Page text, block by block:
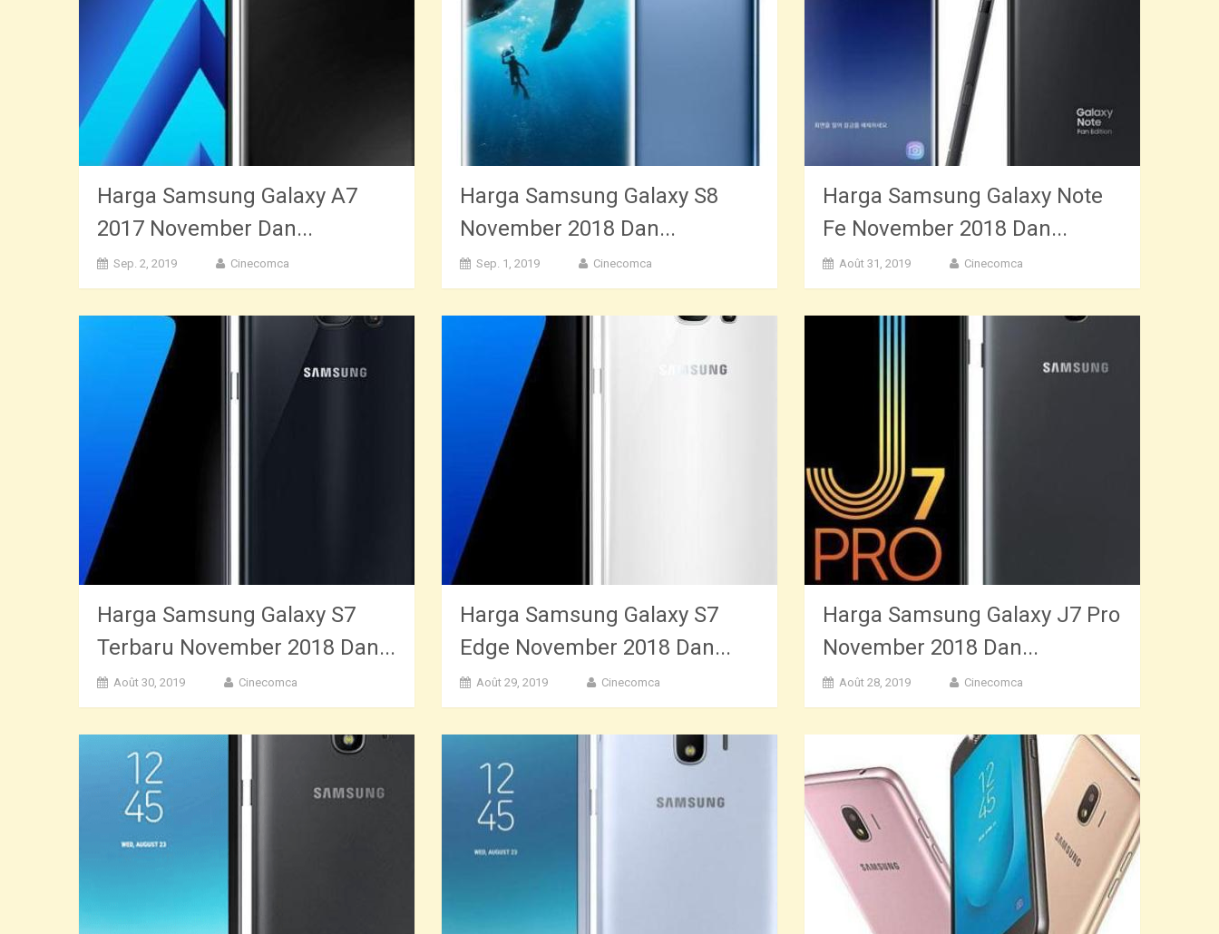
Harga Samsung Galaxy A7
2017 November Dan...
Sep. 2, 2019 Cinecomca
Harga Samsung Galaxy S8
November 2018 Dan...
Sep. 1, 2019 Cinecomca
Harga Samsung Galaxy Note
Fe November 2018 Dan...
Août 31, 2019 Cinecomca
Harga Samsung Galaxy S7
Terbaru November 2018 Dan...
Août 30, 2019 Cinecomca
Harga Samsung Galaxy S7
Edge November 2018 Dan...
Août 29, 2019 Cinecomca
Harga Samsung Galaxy J7 Pro
November 2018 Dan...
Août 28, 2019 Cinecomca